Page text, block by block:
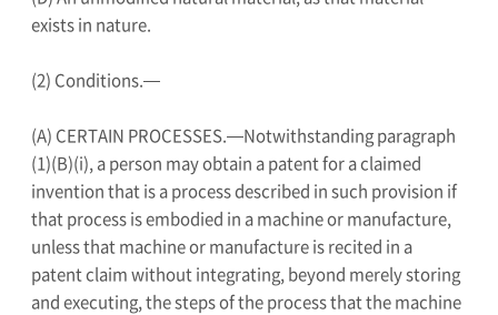
exists in nature.
(2) Conditions.—
(A) CERTAIN PROCESSES.—Notwithstanding paragraph
(1)(B)(i), a person may obtain a patent for a claimed
invention that is a process described in such provision if
that process is embodied in a machine or manufacture,
unless that machine or manufacture is recited in a
patent claim without integrating, beyond merely storing
and executing, the steps of the process that the machine